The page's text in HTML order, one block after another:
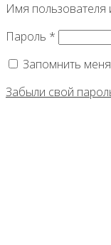
Имя пользователя
Пароль *
Запомнить меня
Забыли свой